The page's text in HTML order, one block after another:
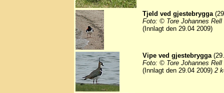
Tjeld ved gjestebrygga
Foto: © Tore Johannes Rell
(Innlagt den 29.04 2009)
Vipe ved gjestebrygga
Foto: © Tore Johannes Rell
(Innlagt den 29.04 2009) 2